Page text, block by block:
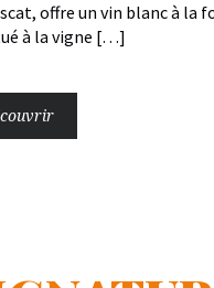
offre un vin blanc à la
à la vigne […]